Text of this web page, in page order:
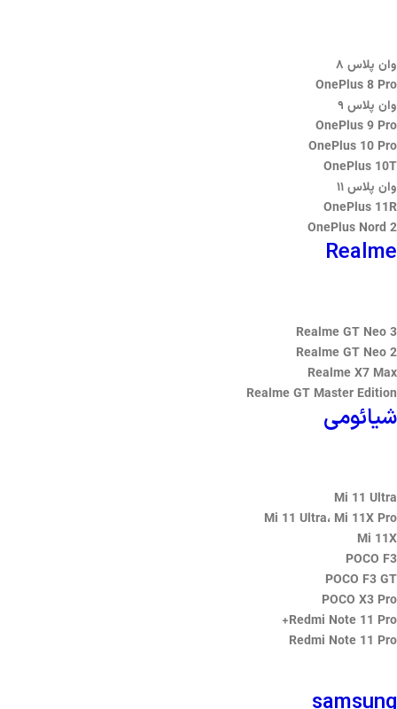
وان پلاس ۸
OnePlus 8 Pro
وان پلاس ۹
OnePlus 9 Pro
OnePlus 10 Pro
OnePlus 10T
وان پلاس ۱۱
OnePlus 11R
OnePlus Nord 2
Realme
Realme GT Neo 3
Realme GT Neo 2
Realme X7 Max
Realme GT Master Edition
شیائومی
Mi 11 Ultra
Mi 11 Ultra، Mi 11X Pro
Mi 11X
POCO F3
POCO F3 GT
POCO X3 Pro
Redmi Note 11 Pro+
Redmi Note 11 Pro